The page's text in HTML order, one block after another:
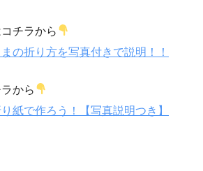
チラから
の折り方を写真付きで説明！！
から
紙で作ろう！【写真説明つき】